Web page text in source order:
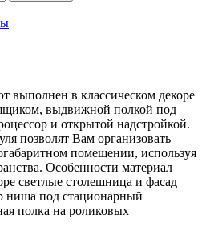
выполнен в классическом декоре
выдвижной полкой под
и открытой надстройкой.
позволят Вам организовать
помещении, используя
Особенности материал
светлые столешница и фасад
ниша под стационарный
полка на роликовых